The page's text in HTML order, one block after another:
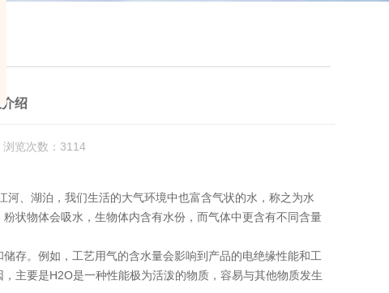
绍
览次数：3114
、湖泊，我们生活的大气环境中也富含气状的水，称之为水
状物体会吸水，生物体内含有水份，而气体中更含有不同含量
存。例如，工艺用气的含水量会影响到产品的电绝缘性能和工
主要是H2O是一种性能极为活泼的物质，容易与其他物质发生